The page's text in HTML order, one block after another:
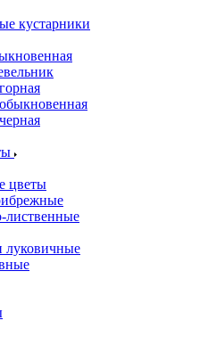
кустарники
цветы
лиственные
луковичные